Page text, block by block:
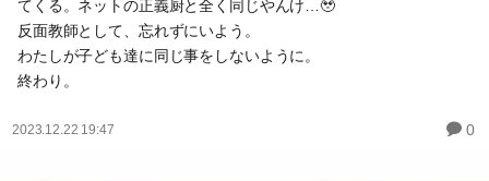
てくる。ネットの正義厨と全く同じやんけ…🥹
反面教師として、忘れずにいよう。
わたしが子ども達に同じ事をしないように。
終わり。
2023.12.22 19:47 0